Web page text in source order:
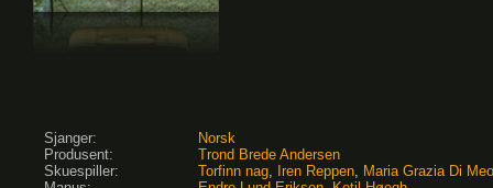
Sjanger:
Norsk
Produsent:
Trond Brede Andersen
Skuespiller:
Torfinn nag, Iren Reppen, Maria Grazia Di Meo